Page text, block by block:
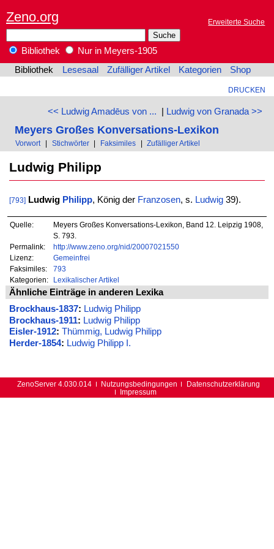
Zeno.org Erweiterte Suche
Bibliothek
Nur in Meyers-1905
Bibliothek
Lesesaal Zufälliger Artikel Kategorien Shop
DRUCKEN
<< Ludwig Amadēus von ... | Ludwig von Granada >>
Meyers Großes Konversations-Lexikon
Vorwort | Stichwörter | Faksimiles | Zufälliger Artikel
Ludwig Philipp
[793] Ludwig Philipp, König der Franzosen, s. Ludwig39).
Quelle:
Meyers Großes Konversations-Lexikon, Band 12. Leipzig 1908,
S. 793.
Permalink:
http://www.zeno.org/nid/20007021550
Lizenz:
Gemeinfrei
Faksimiles:
793
Kategorien:
Lexikalischer Artikel
Ähnliche Einträge in anderen Lexika
Brockhaus-1837: Ludwig Philipp
Brockhaus-1911: Ludwig Philipp
Eisler-1912: Thümmig, Ludwig Philipp
Herder-1854: Ludwig Philipp I.
ZenoServer 4.030.014 Nutzungsbedingungen
Datenschutzerklärung
Impressum